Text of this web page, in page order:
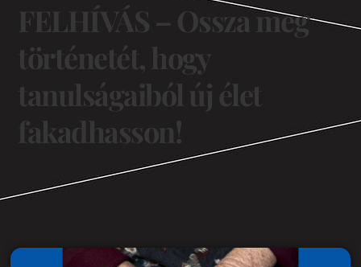
FELHÍVÁS – Ossza meg
történetét, hogy
tanulságaiból új élet
fakadhasson!